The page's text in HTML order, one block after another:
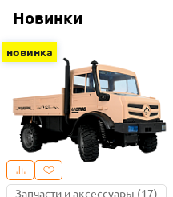
Новинки
новинка
Запчасти и аксессуары (17)